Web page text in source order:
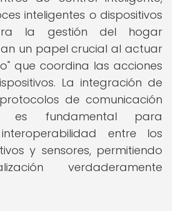
inteligentes o dispositivos
la gestión del hogar
un papel crucial al actuar
que coordina las acciones
La integración de
de comunicación
es fundamental para
entre los
y sensores, permitiendo
verdaderamente